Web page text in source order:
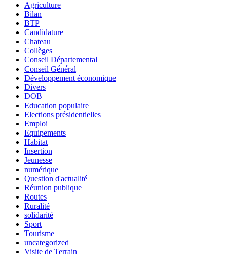
Agriculture
Bilan
BTP
Candidature
Chateau
Collèges
Conseil Départemental
Conseil Général
Développement économique
Divers
DOB
Education populaire
Elections présidentielles
Emploi
Equipements
Habitat
Insertion
Jeunesse
numérique
Question d'actualité
Réunion publique
Routes
Ruralité
solidarité
Sport
Tourisme
uncategorized
Visite de Terrain